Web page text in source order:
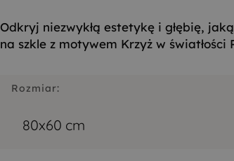
Odkryj niezwykłą estetykę i głębię,
na szkle z motywem Krzyż w światłości
Rozmiar:
80x60 cm